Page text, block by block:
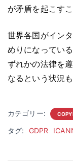
が矛盾を起こす
世界各国がイン
めりになってい
ずれかの法律を
なるという状況
カテゴリー:
タグ: GDPR